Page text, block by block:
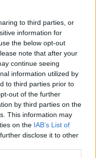
to third parties, or
information for
the below opt-out
note that after your
continue seeing
information utilized by
to third parties prior to
out of the further
by third parties on the
This information may
on the IAB’s List of
disclose it to other
pozitív képet
abban,
a 14. helyért.
tévedése értékes
elérte fő
bukása után
legfontosabb.